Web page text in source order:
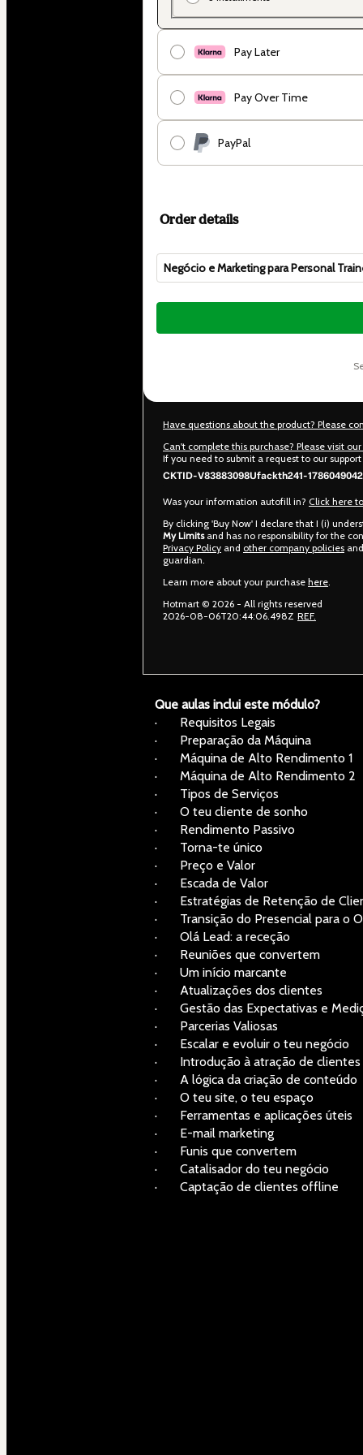
Pay Later
Pay Over Time
PayPal
Order details
Negócio e Marketing para Personal
Total
$362.00
Have questions about the product? Please
Can't complete this purchase? Please visit
If you need to submit a request to our
CKTID-V83883098Ufackth241-
Was your information autofill in? Click here
By clicking 'Buy Now' I declare that I (i)
My Limitsand has no responsibility for the
Privacy Policy and other company policies
guardian.
Learn more about your purchase here
Hotmart © 2026 - All rights reserved
2026-08-06T20:44:06.498Z REF.
Que aulas inclui este módulo?
·       Requisitos Legais
·       Preparação da Máquina
·       Máquina de Alto Rendimento 1
·       Máquina de Alto Rendimento 2
·       Tipos de Serviços
·       O teu cliente de sonho
·       Rendimento Passivo
·       Torna-te único
·       Preço e Valor
·       Escada de Valor
·       Estratégias de Retenção de
·       Transição do Presencial para o
·       Olá Lead: a receção
·       Reuniões que convertem
·       Um início marcante
·       Atualizações dos clientes
·       Gestão das Expectativas e
·       Parcerias Valiosas
·       Escalar e evoluir o teu negócio
·       Introdução à atração de clientes
·       A lógica da criação de conteúdo
·       O teu site, o teu espaço
·       Ferramentas e aplicações úteis
·       E-mail marketing
·       Funis que convertem
·       Catalisador do teu negócio
·       Captação de clientes offline